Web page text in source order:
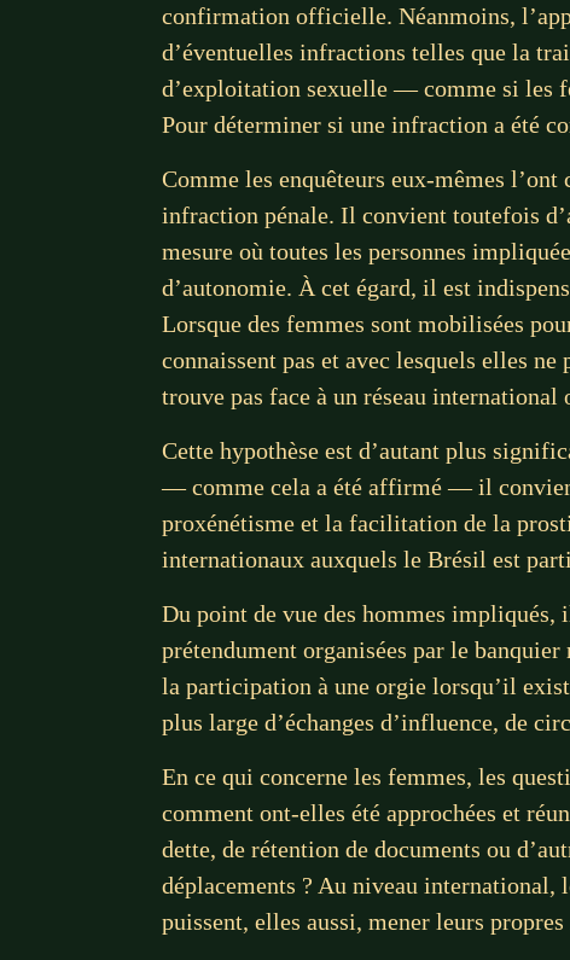
confirmation officielle. Néanmoins,
d’éventuelles infractions telles que la
d’exploitation sexuelle — comme si les
Pour déterminer si une infraction a été
Comme les enquêteurs eux-mêmes
infraction pénale. Il convient toutefois
mesure où toutes les personnes
d’autonomie. À cet égard, il est
Lorsque des femmes sont mobilisées
connaissent pas et avec lesquels elles
trouve pas face à un réseau
Cette hypothèse est d’autant plus
— comme cela a été affirmé — il
proxénétisme et la facilitation de la
internationaux auxquels le Brésil est
Du point de vue des hommes
prétendument organisées par le
la participation à une orgie lorsqu’il
plus large d’échanges d’influence, de
En ce qui concerne les femmes, les
comment ont-elles été approchées et
dette, de rétention de documents ou
déplacements ? Au niveau
puissent, elles aussi, mener leurs